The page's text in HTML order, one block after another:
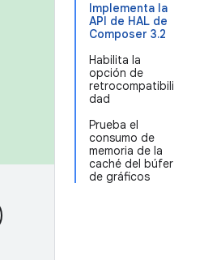
Implementa la
API de HAL de
Composer 3.2
Habilita la
opción de
retrocompatibili
dad
Prueba el
consumo de
memoria de la
caché del búfer
de gráficos